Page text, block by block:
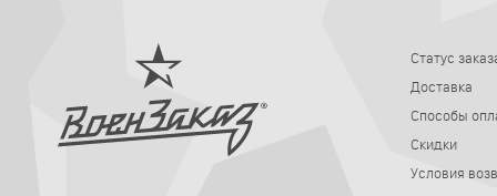
Статус
Доставка
Способы
Скидки
Условия